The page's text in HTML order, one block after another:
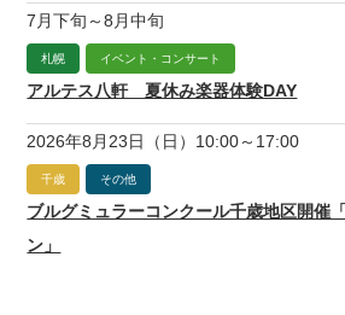
7月下旬～8月中旬
札幌 イベント・コンサート
アルテス八軒 夏休み楽器体験DAY
2026年8月23日（日）10:00～17:00
千歳 その他
ブルグミュラーコンクール千歳地区開催
ン」